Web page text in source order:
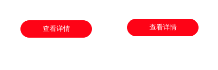
查看详情 查看详情